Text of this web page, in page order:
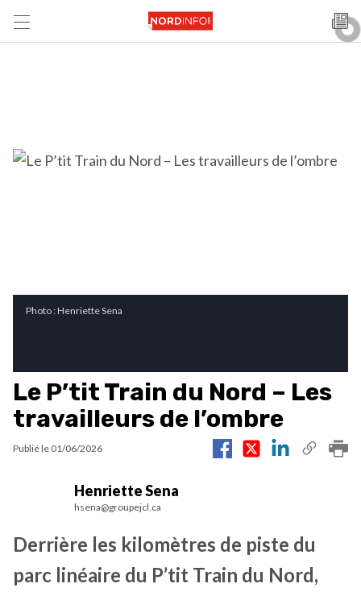
Photo : Henriette Sena
Le P’tit Train du Nord – Les
travailleurs de l’ombre
Publié le 01/06/2026
Henriette Sena
hsena@groupejcl.ca
Derrière les kilomètres de piste du
parc linéaire du P’tit Train du Nord,